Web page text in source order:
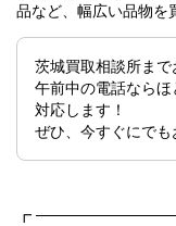
品など、幅広い品物を
茨城買取相談所まで
午前中の電話なら
対応します！
ぜひ、今すぐにでも
┏